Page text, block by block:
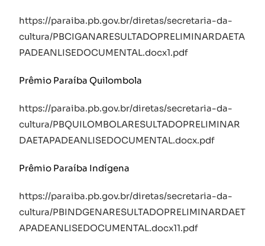
https://paraiba.pb.gov.br/diretas/secretaria-da-
cultura/PBCIGANARESULTADOPRELIMINARDAETA
PADEANLISEDOCUMENTAL.docx1.pdf
Prêmio Paraíba Quilombola
https://paraiba.pb.gov.br/diretas/secretaria-da-
cultura/PBQUILOMBOLARESULTADOPRELIMINAR
DAETAPADEANLISEDOCUMENTAL.docx.pdf
Prêmio Paraíba Indígena
https://paraiba.pb.gov.br/diretas/secretaria-da-
cultura/PBINDGENARESULTADOPRELIMINARDAET
APADEANLISEDOCUMENTAL.docx11.pdf